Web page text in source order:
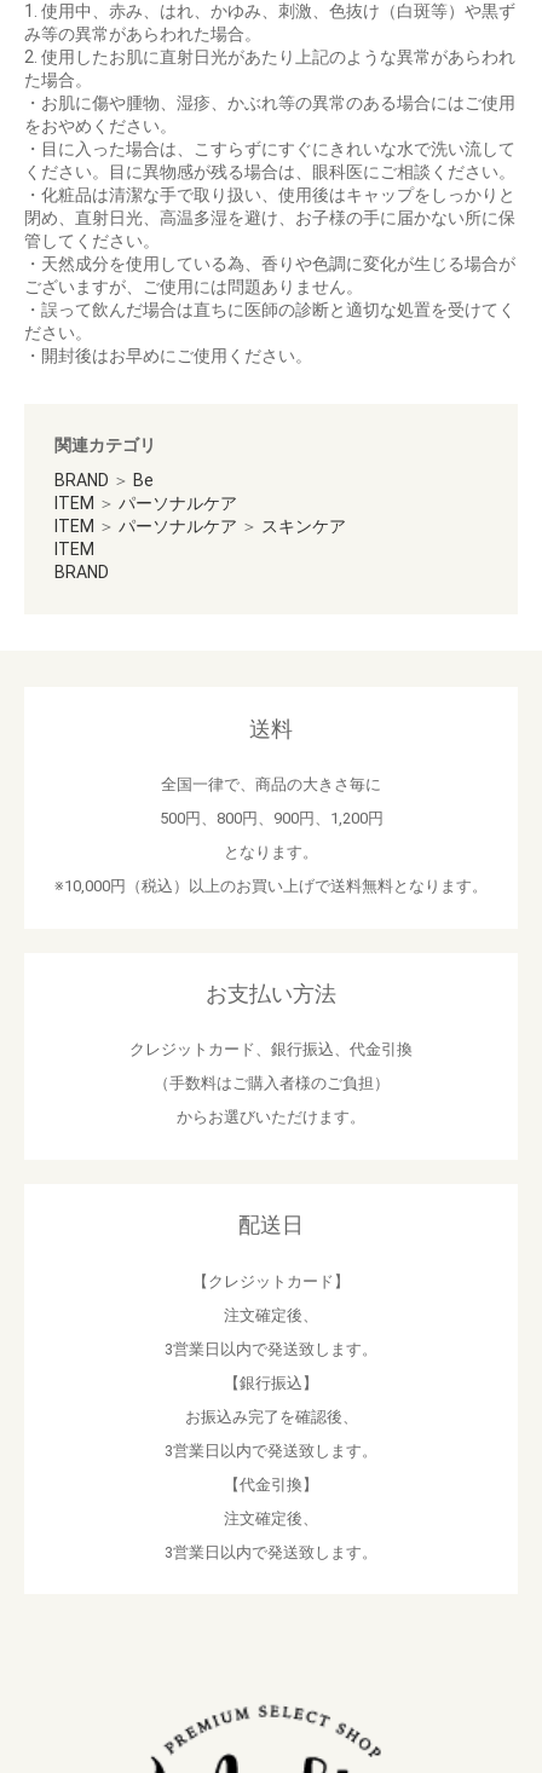
1. 使用中、赤み、はれ、かゆみ、刺激、色抜け（白斑等）や黒ず
み等の異常があらわれた場合。
2. 使用したお肌に直射日光があたり上記のような異常があらわれ
た場合。
・お肌に傷や腫物、湿疹、かぶれ等の異常のある場合にはご使用
をおやめください。
・目に入った場合は、こすらずにすぐにきれいな水で洗い流して
ください。目に異物感が残る場合は、眼科医にご相談ください。
・化粧品は清潔な手で取り扱い、使用後はキャップをしっかりと
閉め、直射日光、高温多湿を避け、お子様の手に届かない所に保
管してください。
・天然成分を使用している為、香りや色調に変化が生じる場合が
ございますが、ご使用には問題ありません。
・誤って飲んだ場合は直ちに医師の診断と適切な処置を受けてく
ださい。
・開封後はお早めにご使用ください。
関連カテゴリ
BRAND ＞ Be
ITEM ＞ パーソナルケア
ITEM ＞ パーソナルケア ＞ スキンケア
ITEM
BRAND
送料
全国一律で、商品の大きさ毎に
500円、800円、900円、1,200円
となります。
※10,000円（税込）以上のお買い上げで送料無料となります。
お支払い方法
クレジットカード、銀行振込、代金引換
（手数料はご購入者様のご負担）
からお選びいただけます。
配送日
【クレジットカード】
注文確定後、
3営業日以内で発送致します。
【銀行振込】
お振込み完了を確認後、
3営業日以内で発送致します。
【代金引換】
注文確定後、
3営業日以内で発送致します。